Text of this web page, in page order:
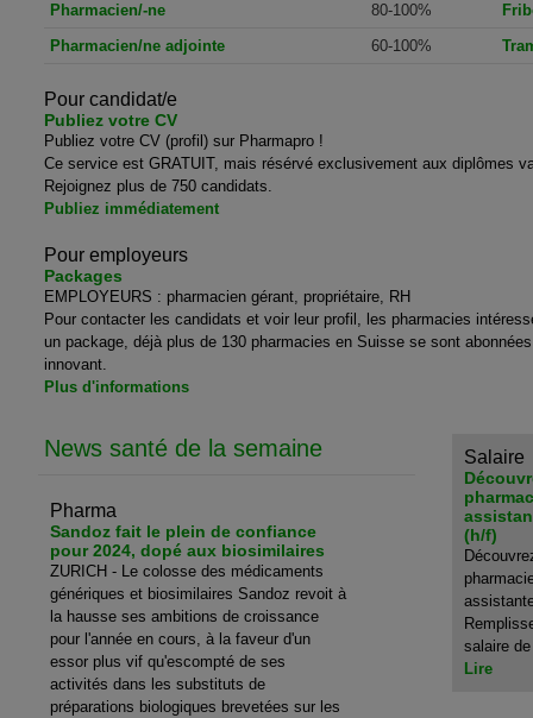
Pharmacien/-ne
80-100%
Pharmacien/ne adjointe
60-100%
Pour candidat/e
Publiez votre CV
Publiez votre CV (profil) sur Pharmapro !
Ce service est GRATUIT, mais résérvé exclusivement aux diplômes
Rejoignez plus de 750 candidats.
Publiez immédiatement
Pour employeurs
Packages
EMPLOYEURS : pharmacien gérant, propriétaire, RH
Pour contacter les candidats et voir leur profil, les pharmacies
un package, déjà plus de 130 pharmacies en Suisse se sont
innovant.
Plus d'informations
News santé de la semaine
Pharma
Sandoz fait le plein de confiance
pour 2024, dopé aux biosimilaires
ZURICH - Le colosse des médicaments
génériques et biosimilaires Sandoz revoit à
la hausse ses ambitions de croissance
pour l'année en cours, à la faveur d'un
essor plus vif qu'escompté de ses
activités dans les substituts de
préparations biologiques brevetées sur les
Salaire
(h/f)
salaire
Lire